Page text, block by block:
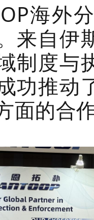
海外
来自伊
制度与
功推动
面的合